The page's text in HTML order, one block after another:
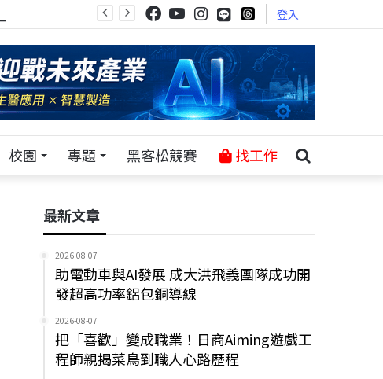
登入
校園 專題 黑客松競賽 找工作
最新文章
2026-08-07
助電動車與AI發展 成大洪飛義團隊成功開
發超高功率鋁包銅導線
2026-08-07
把「喜歡」變成職業！日商Aiming遊戲工
程師親揭菜鳥到職人心路歷程